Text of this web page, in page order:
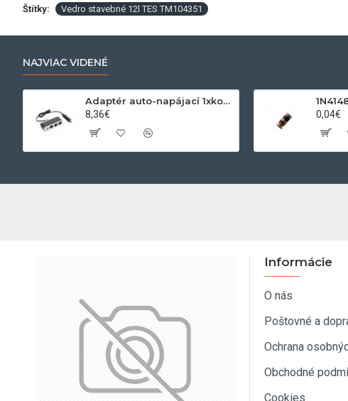
Štítky: Vedro stavebné 12l TES TM104351
NAJVIAC VIDENÉ
Adaptér auto-napájací 1xkon./3x zdierka- 12/24V, USB 1000mA
8,36€
0,04€
Informácie
O nás
Poštovné a
Ochrana
Obchodné
Cookies